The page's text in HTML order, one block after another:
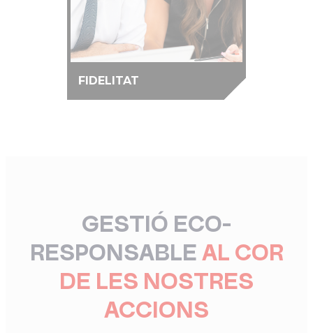
FIDELITAT
GESTIÓ ECO-
RESPONSABLEAL COR
DE LES NOSTRES
ACCIONS